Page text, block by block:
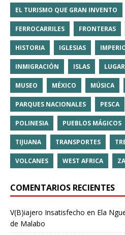
EL TURISMO QUE GRAN INVENTO
FERROCARRILES FRONTERAS
HISTORIA IGLESIAS
INMIGRACIÓN ISLAS
MUSEO MÉXICO MÚSICA
PARQUES NACIONALES PESCA
POLINESIA PUEBLOS MÁGICOS
TIJUANA TRANSPORTES
VOLCANES WEST AFRICA
COMENTARIOS RECIENTES
V(B)iajero Insatisfecho en Ela
de Malabo